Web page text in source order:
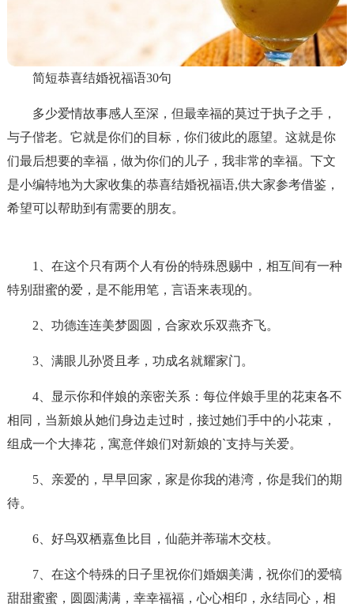
简短恭喜结婚祝福语30句
多少爱情故事感人至深，但最幸福的莫过于执子之手，
与子偕老。它就是你们的目标，你们彼此的愿望。这就是你
们最后想要的幸福，做为你们的儿子，我非常的幸福。下文
是小编特地为大家收集的恭喜结婚祝福语,供大家参考借鉴，
希望可以帮助到有需要的朋友。
1、在这个只有两个人有份的特殊恩赐中，相互间有一种
特别甜蜜的爱，是不能用笔，言语来表现的。
2、功德连连美梦圆圆，合家欢乐双燕齐飞。
3、满眼儿孙贤且孝，功成名就耀家门。
4、显示你和伴娘的亲密关系：每位伴娘手里的花束各不
相同，当新娘从她们身边走过时，接过她们手中的小花束，
组成一个大捧花，寓意伴娘们对新娘的`支持与关爱。
5、亲爱的，早早回家，家是你我的港湾，你是我们的期
待。
6、好鸟双栖嘉鱼比目，仙葩并蒂瑞木交枝。
7、在这个特殊的日子里祝你们婚姻美满，祝你们的爱犒
甜甜蜜蜜，圆圆满满，幸幸福福，心心相印，永结同心，相